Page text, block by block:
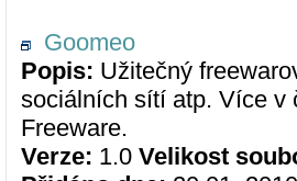
Goomeo
Popis: Užitečný
sociálních sítí atp. Více v
Freeware.
Verze: 1.0 Velikost